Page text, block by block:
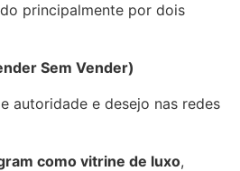
principalmente por dois
Sem Vender)
autoridade e desejo nas redes
como vitrine de luxo,